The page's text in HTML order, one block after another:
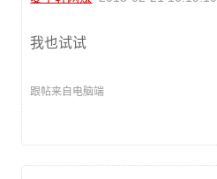
我也试试
跟帖来自电脑端